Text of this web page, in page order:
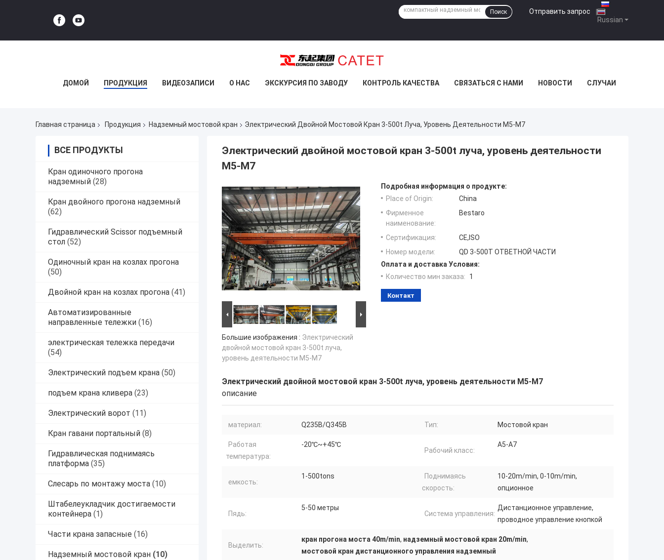
Russian
Отправить запрос |
Поиск
ДОМОЙ ПРОДУКЦИЯ ВИДЕОЗАПИСИ О НАС ЭКСКУРСИЯ ПО ЗАВОДУ КОНТРОЛЬ КАЧЕСТВА СВЯЗАТЬСЯ С НАМИ НОВОСТИ СЛУЧАИ
Главная страница Продукция Надземный мостовой кран Электрический Двойной Мостовой Кран 3-500t Луча, Уровень Деятельности M5-M7
ВСЕ ПРОДУКТЫ
Кран одиночного прогона
надземный (28)
Кран двойного прогона надземный
(62)
Гидравлический Scissor подъемный
стол (52)
Одиночный кран на козлах прогона
(50)
Двойной кран на козлах прогона (41)
Автоматизированные
направленные тележки (16)
электрическая тележка передачи
(54)
Электрический подъем крана (50)
подъем крана кливера (23)
Электрический ворот (11)
Кран гавани портальный (8)
Гидравлическая поднимаясь
платформа (35)
Слесарь по монтажу моста (10)
Штабелеукладчик достигаемости
контейнера (1)
Части крана запасные (16)
Надземный мостовой кран (10)
Электрический двойной мостовой кран 3-500t луча, уровень деятельности
M5-M7
Большие изображения : Электрический
двойной мостовой кран 3-500t луча,
уровень деятельности M5-M7
Подробная информация о продукте:
Place of Origin:
China
Фирменное
наименование:
Bestaro
Сертификация:
CE,ISO
Номер модели:
QD 3-500T ОТВЕТНОЙ ЧАСТИ
Оплата и доставка Условия:
Количество мин заказа:
1
Контакт
Электрический двойной мостовой кран 3-500t луча, уровень деятельности M5-M7
описание
материал: Q235B/Q345B Тип: Мостовой кран
Работая
температура:
-20℃~+45℃
Рабочий класс:
А5-А7
емкость:
1-500tons
Поднимаясь
скорость:
10-20m/min, 0-10m/min,
опционное
Пядь:
5-50 метры
Система управления:
Дистанционное управление,
проводное управление кнопкой
Выделить:
кран прогона моста 40m/min, надземный мостовой кран 20m/min,
мостовой кран дистанционного управления надземный